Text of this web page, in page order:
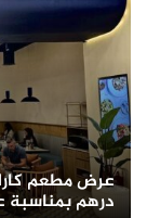
درهم بمناسبة